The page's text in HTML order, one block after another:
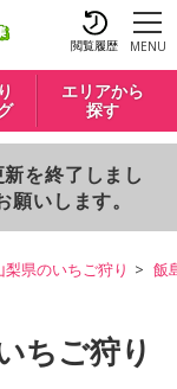
閲覧履歴 MENU
エリアから
探す
を終了しまし
いします。
梨県のいちご狩り 飯
ちご狩り